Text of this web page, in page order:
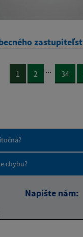
1 2 ... 34
chybu?
Napíšte nám: